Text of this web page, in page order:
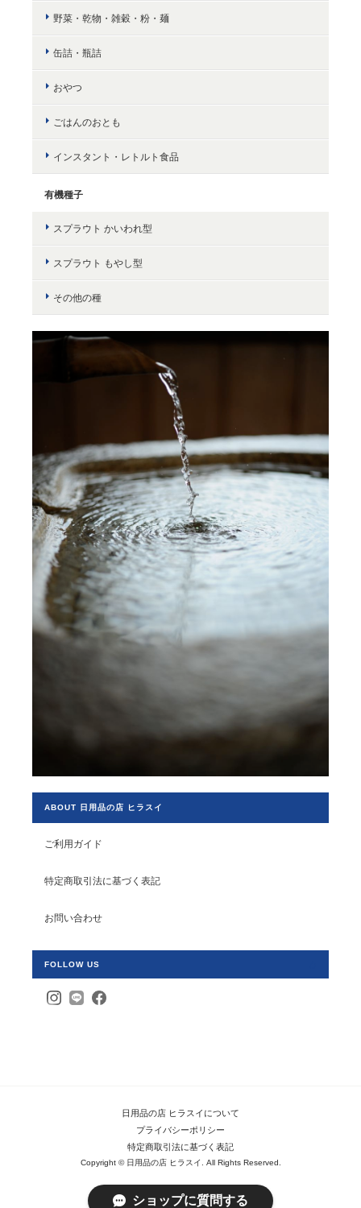
野菜・乾物・雑穀・粉・麺
缶詰・瓶詰
おやつ
ごはんのおとも
インスタント・レトルト食品
有機種子
スプラウト かいわれ型
スプラウト もやし型
その他の種
ABOUT 日用品の店 ヒラスイ
ご利用ガイド
特定商取引法に基づく表記
お問い合わせ
FOLLOW US
日用品の店 ヒラスイについて
プライバシーポリシー
特定商取引法に基づく表記
Copyright © 日用品の店 ヒラスイ. All Rights Reserved.
ショップに質問する